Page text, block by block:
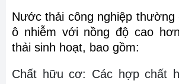
Nước thải công nghiệp thường
ô nhiễm với nồng độ cao
thải sinh hoạt, bao gồm:
Chất hữu cơ: Các hợp chất